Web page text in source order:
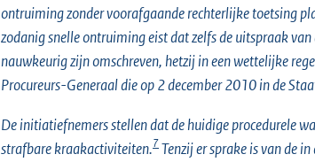
ontruiming zonder voorafgaande rechterlijke toetsing
zodanig snelle ontruiming eist dat zelfs de uitspraak
nauwkeurig zijn omschreven, hetzij in een wettelijke
Procureurs-Generaal die op 2 december 2010 in de
De initiatiefnemers stellen dat de huidige procedurele
strafbare kraakactiviteiten.7Tenzij er sprake is van de